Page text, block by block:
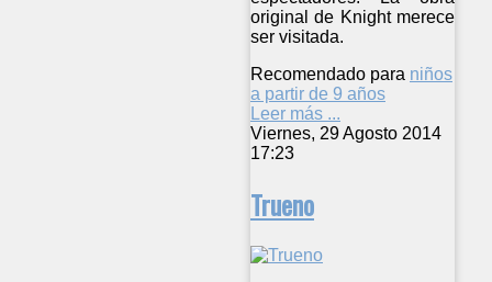
original de Knight merece
ser visitada.
Recomendado para niños
a partir de 9 años
Leer más ...
Viernes, 29 Agosto 2014
17:23
Trueno